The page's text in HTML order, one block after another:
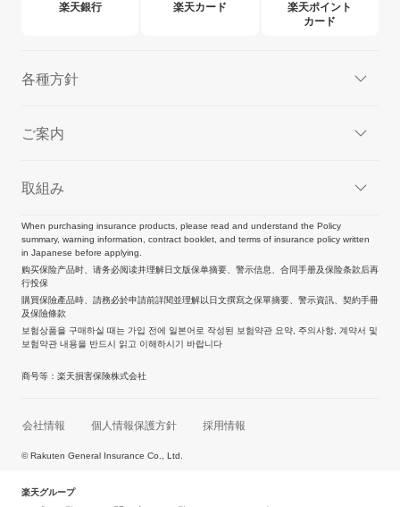
楽天銀行 楽天カード
楽天ポイント
カード
各種方針
ご案内
取組み
When purchasing insurance products, please read and understand the Policy
summary, warning information, contract booklet, and terms of insurance policy written
in Japanese before applying.
购买保险产品时、请务必阅读并理解日文版保单摘要、警示信息、合同手册及保险条款后再
行投保
購買保險產品時、請務必於申請前詳閱並理解以日文撰寫之保單摘要、警示資訊、契約手冊
及保險條款
보험상품을 구매하실 때는 가입 전에 일본어로 작성된 보험약관 요약, 주의사항, 계약서 및
보험약관 내용을 반드시 읽고 이해하시기 바랍니다
商号等：楽天損害保険株式会社
会社情報 個人情報保護方針 採用情報
© Rakuten General Insurance Co., Ltd.
楽天グループ